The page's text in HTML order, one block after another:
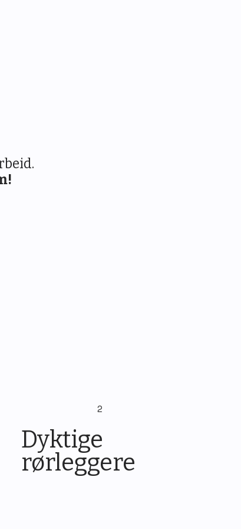
2
Dyktige
rørleggere